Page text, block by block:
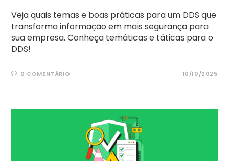
Veja quais temas e boas práticas para um DDS que
transforma informação em mais segurança para
sua empresa. Conheça temáticas e táticas para o
DDS!
0 COMENTÁRIO 10/10/2025